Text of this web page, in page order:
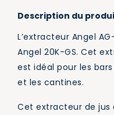
Description du
L’extracteur Angel
Angel 20K-GS. Cet
est idéal pour les
et les cantines.
Cet extracteur de jus